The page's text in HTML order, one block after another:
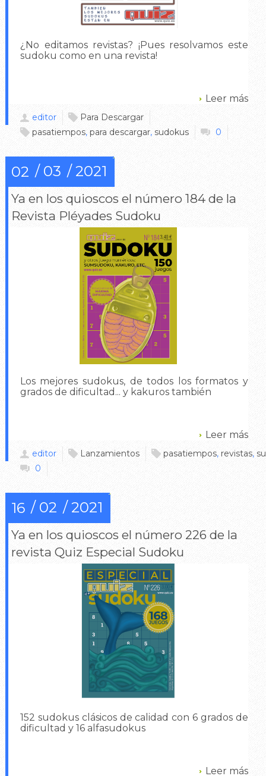
¿No editamos revistas? ¡Pues resolvamos este
sudoku como en una revista!
Leer más
editor
Para Descargar
pasatiempos, para descargar, sudokus 0
02 03 2021
Ya en los quioscos el número 184 de la
Revista Pléyades Sudoku
Los mejores sudokus, de todos los formatos y
grados de dificultad... y kakuros también
Leer más
editor Lanzamientos pasatiempos, revistas,
0
16 02 2021
Ya en los quioscos el número 226 de la
revista Quiz Especial Sudoku
152 sudokus clásicos de calidad con 6 grados de
dificultad y 16 alfasudokus
Leer más